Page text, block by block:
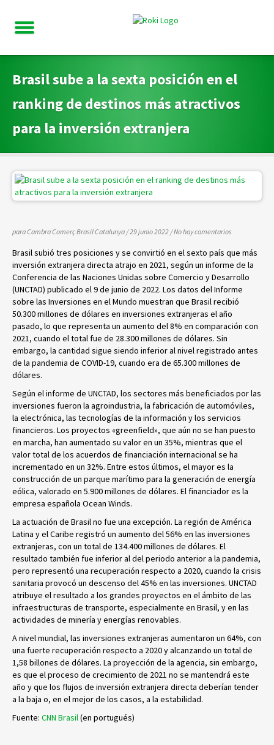
Brasil sube a la sexta posición en el
ranking de destinos más atractivos
para la inversión extranjera
para Cambra Comerç Brasil Catalunya/ 29 junio 2022/No hay comentarios
Brasil subió tres posiciones y se convirtió en el sexto país que más
inversión extranjera directa atrajo en 2021, según un informe de la
Conferencia de las Naciones Unidas sobre Comercio y Desarrollo
(UNCTAD) publicado el 9 de junio de 2022. Los datos del Informe
sobre las Inversiones en el Mundo muestran que Brasil recibió
50.300 millones de dólares en inversiones extranjeras el año
pasado, lo que representa un aumento del 8% en comparación con
2021, cuando el total fue de 28.300 millones de dólares. Sin
embargo, la cantidad sigue siendo inferior al nivel registrado antes
de la pandemia de COVID-19, cuando era de 65.300 millones de
dólares.
Según el informe de UNCTAD, los sectores más beneficiados por las
inversiones fueron la agroindustria, la fabricación de automóviles,
la electrónica, las tecnologías de la información y los servicios
financieros. Los proyectos «greenfield», que aún no se han puesto
en marcha, han aumentado su valor en un 35%, mientras que el
valor total de los acuerdos de financiación internacional se ha
incrementado en un 32%. Entre estos últimos, el mayor es la
construcción de un parque marítimo para la generación de energía
eólica, valorado en 5.900 millones de dólares. El financiador es la
empresa española Ocean Winds.
La actuación de Brasil no fue una excepción. La región de América
Latina y el Caribe registró un aumento del 56% en las inversiones
extranjeras, con un total de 134.400 millones de dólares. El
resultado también fue inferior al del periodo anterior a la pandemia,
pero representó una recuperación respecto a 2020, cuando la crisis
sanitaria provocó un descenso del 45% en las inversiones. UNCTAD
atribuye el resultado a los grandes proyectos en el ámbito de las
infraestructuras de transporte, especialmente en Brasil, y en las
actividades de minería y energías renovables.
A nivel mundial, las inversiones extranjeras aumentaron un 64%, con
una fuerte recuperación respecto a 2020 y alcanzando un total de
1,58 billones de dólares. La proyección de la agencia, sin embargo,
es que el proceso de crecimiento de 2021 no se mantendrá este
año y que los flujos de inversión extranjera directa deberían tender
a la baja o, en el mejor de los casos, a la estabilidad.
Fuente: CNN Brasil(en portugués)